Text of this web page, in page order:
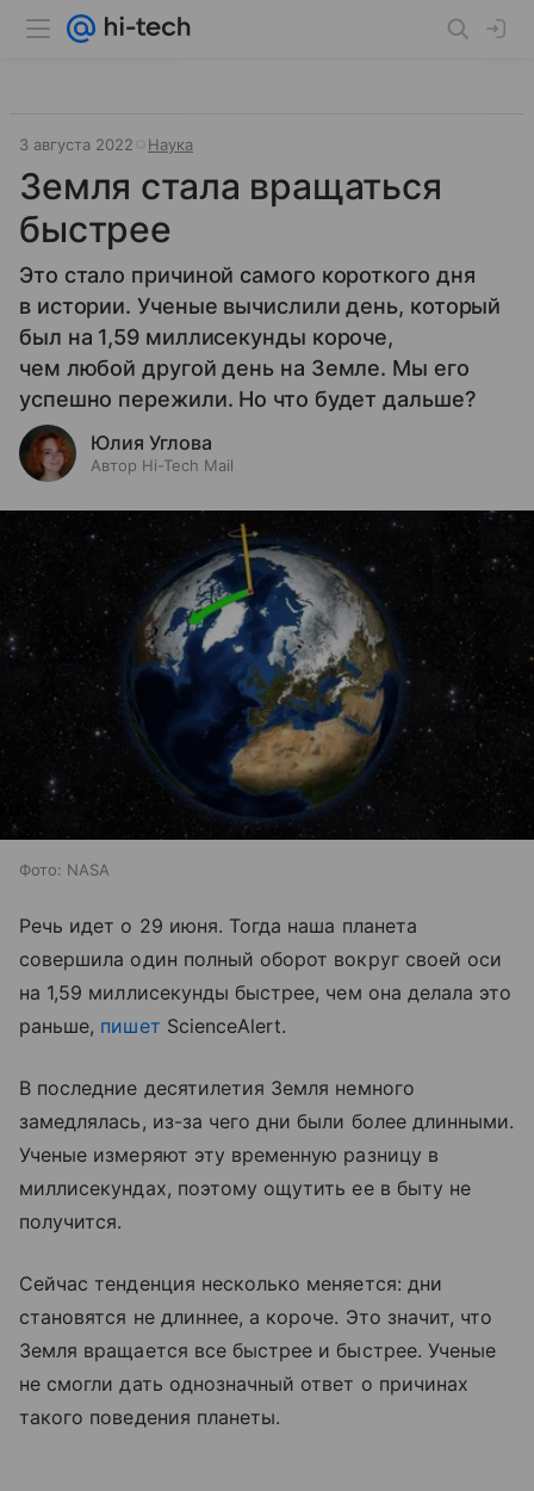
3 августа 2022 Наука
Земля стала вращаться
быстрее
Это стало причиной самого короткого дня
в истории. Ученые вычислили день, который
был на 1,59 миллисекунды короче,
чем любой другой день на Земле. Мы его
успешно пережили. Но что будет дальше?
Юлия Углова
Автор Hi-Tech Mail
Фото: NASA
Речь идет о 29 июня. Тогда наша планета
совершила один полный оборот вокруг своей оси
на 1,59 миллисекунды быстрее, чем она делала это
раньше, пишет ScienceAlert.
В последние десятилетия Земля немного
замедлялась, из-за чего дни были более длинными.
Ученые измеряют эту временную разницу в
миллисекундах, поэтому ощутить ее в быту не
получится.
Сейчас тенденция несколько меняется: дни
становятся не длиннее, а короче. Это значит, что
Земля вращается все быстрее и быстрее. Ученые
не смогли дать однозначный ответ о причинах
такого поведения планеты.